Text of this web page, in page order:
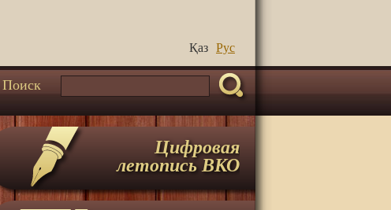
Қаз Руc
Поиск
Цифровая
летопись ВКО